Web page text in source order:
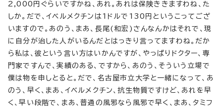
2,000円ぐらいですかね、あれ。あれは保険ききますわね、た
しか。だで、イベルメクチンは1ドルで130円というこってござ
いますので。あのう、まあ、長尾(和宏)さんなんかはそれで、現
に自分が治した人がいるんだとはっきり言ってますわね。だか
ら私は、彼という言い方はいかんですが、やっぱりドクター、専
門家ですんで、実績のある、ですから、あのう、そういう立場で
僕は物を申しとると。だで、名古屋市立大学と一緒になって、あ
のう、早く、まあ、イベルメクチン、抗生物質ですけど、あれを早
く、早い段階で、まあ、普通の風邪なら風邪で早く、まあ、タミフ